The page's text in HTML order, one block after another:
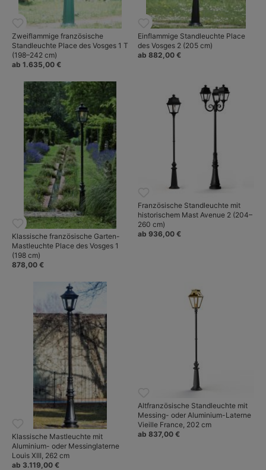
Pradier seit einigen Jahren die Fachkundschaft mit modernen
und zeitgenössischen Design-Außenleuchten. Die oft auf
findigen Neuinterpretationen klassischer Außenleuchtentypen
wie Landhausleuchten oder Stadtlaternen beruhenden Entwürfe
gleichen in handwerklicher Qualität den historischen Vorbildern
und erweitern ganz wesentlich das Themenspektrum der
Mehr über Roger Pradier: Handgefertigte Außenleuchten nach
historischen Vorbildern.
Zweiflammige französische
Standleuchte Place des Vosges 1 T
(198–242 cm)
ab 1.635,00 €
Einflammige Standleuchte Place
des Vosges 2 (205 cm)
ab 882,00 €
Klassische französische Garten-
Mastleuchte Place des Vosges 1
(198 cm)
878,00 €
Französische Standleuchte mit
historischem Mast Avenue 2 (204–
260 cm)
ab 936,00 €
Klassische Mastleuchte mit
Aluminium- oder Messinglaterne
Louis XIII, 262 cm
ab 3.119,00 €
Altfranzösische Standleuchte mit
Messing- oder Aluminium-Laterne
Vieille France, 202 cm
ab 837,00 €